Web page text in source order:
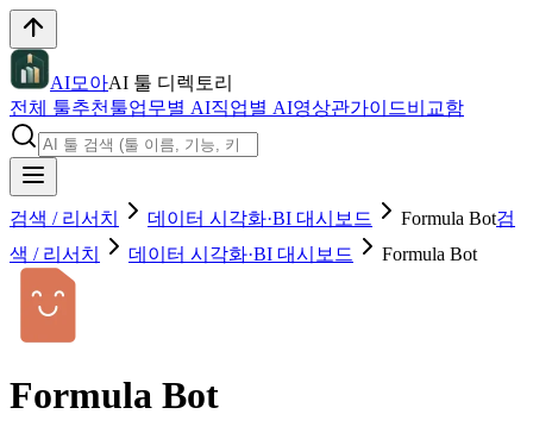
AI모아AI 툴 디렉토리
전체 툴추천툴업무별 AI직업별 AI영상관가이드비교함
검색 / 리서치 데이터 시각화·BI 대시보드 Formula Bot검
색 / 리서치
데이터 시각화·BI 대시보드 Formula Bot
Formula Bot